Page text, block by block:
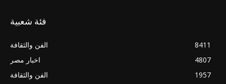
فئة شعبية
الفن والثقافة
8411
اخبار مصر
4807
الفن والثقافة
1957